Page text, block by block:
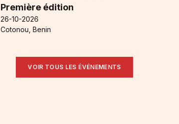
Première édition
26-10-2026
Cotonou, Benin
VOIR TOUS LES ÉVÉNEMENTS